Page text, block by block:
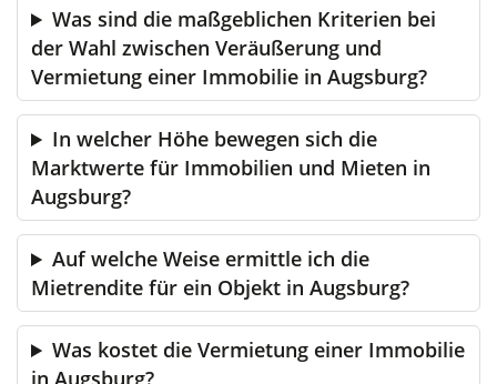
Was sind die maßgeblichen Kriterien bei
der Wahl zwischen Veräußerung und
Vermietung einer Immobilie in Augsburg?
In welcher Höhe bewegen sich die
Marktwerte für Immobilien und Mieten in
Augsburg?
Auf welche Weise ermittle ich die
Mietrendite für ein Objekt in Augsburg?
Was kostet die Vermietung einer Immobilie
in Augsburg?